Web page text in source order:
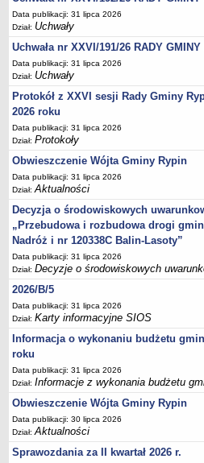
Jednostki pomocnicze - sołectwa
Plan pracy komisji rewizyjnej
Sesje Rady Gminy Rypin
PRAWO LOKALNE
Statut
Strategia rozwoju
Uchwały
Projekty uchwał
Protokoły
Imienne wykazy głosowań radnych
Postać dokumentów
Akty Prawne, Dzienniki Ustaw,
Prawo miejscowe
Zarządzenia
Studium uwarunkowań i kierunków
przestrzennego
Dane przestrzenne - MPZP
Stałe obwody głosowania, numery,
obwodowych komisji wyborczych,
Plan ogólny gminy Rypin
Budżet
Zmiany budżetu
Data publikacji: 31 lipca 2026
Dział: Uchwały
Uchwała nr XXVI/191/26 RADY GMINY
Data publikacji: 31 lipca 2026
Dział: Uchwały
Protokół z XXVI sesji Rady Gminy
2026 roku
Data publikacji: 31 lipca 2026
Dział:Protokoły
Obwieszczenie Wójta Gminy Rypin
Data publikacji: 31 lipca 2026
Dział:Aktualności
Decyzja o środowiskowych
„Przebudowa i rozbudowa drogi
Nadróż i nr 120338C Balin-Lasoty”
Data publikacji: 31 lipca 2026
Dział:Decyzje o środowiskowych
2026/B/5
Data publikacji: 31 lipca 2026
Dział:Karty informacyjne SIOS
Informacja o wykonaniu budżetu
roku
Data publikacji: 31 lipca 2026
Dział:Informacje z wykonania budżetu
Obwieszczenie Wójta Gminy Rypin
Data publikacji: 30 lipca 2026
Dział:Aktualności
Sprawozdania za II kwartał 2026 r.